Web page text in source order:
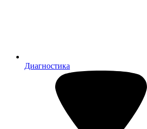
Диагностика